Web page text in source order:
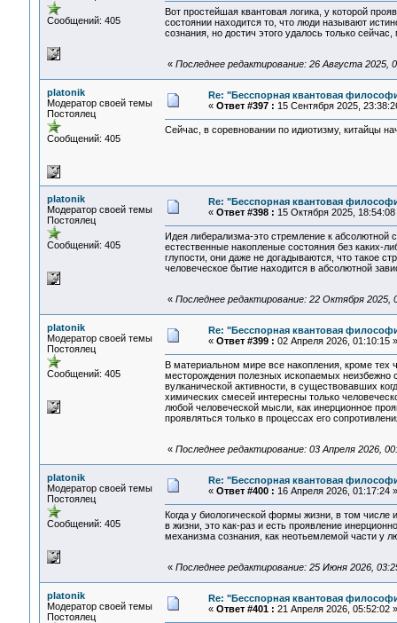
Сообщений: 405
Вот простейшая квантовая логика, у которой
состоянии находится то, что люди называют
сознания, но достич этого удалось только
« Последнее редактирование: 26 Августа 2025,
platonik
Модератор своей темы
Постоялец
Сообщений: 405
Re: "Бесспорная квантовая
« Ответ #397 : 15 Сентября 2025,
Сейчас, в соревновании по идиотизму, китайцы
platonik
Модератор своей темы
Постоялец
Сообщений: 405
Re: "Бесспорная квантовая
« Ответ #398 : 15 Октября 2025, 18:54:08
Идея либерализма-это стремление к абсолютной
естественные накопленые состояния без каких-
глупости, они даже не догадываются, что такое
человеческое бытие находится в абсолютной
« Последнее редактирование: 22 Октября 2025,
platonik
Модератор своей темы
Постоялец
Сообщений: 405
Re: "Бесспорная квантовая
« Ответ #399 : 02 Апреля 2026, 01:10:15 »
В материальном мире все накопления, кроме тех
месторождения полезных ископаемых неизбежно
вулканической активности, в существовавших
химических смесей интересны только
любой человеческой мысли, как инерционное
проявляться только в процессах его
« Последнее редактирование: 03 Апреля 2026,
platonik
Модератор своей темы
Постоялец
Сообщений: 405
Re: "Бесспорная квантовая
« Ответ #400 : 16 Апреля 2026, 01:17:24 »
Когда у биологической формы жизни, в том числе
в жизни, это как-раз и есть проявление
механизма сознания, как неотьемлемой части у
« Последнее редактирование: 25 Июня 2026,
platonik
Модератор своей темы
Постоялец
Re: "Бесспорная квантовая
« Ответ #401 : 21 Апреля 2026, 05:52:02 »